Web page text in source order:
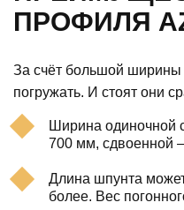
ПРОФИЛЯ
За счёт большой
погружать. И стоят они
Ширина одиночной
700 мм, сдвоенной
Длина шпунта
более. Вес